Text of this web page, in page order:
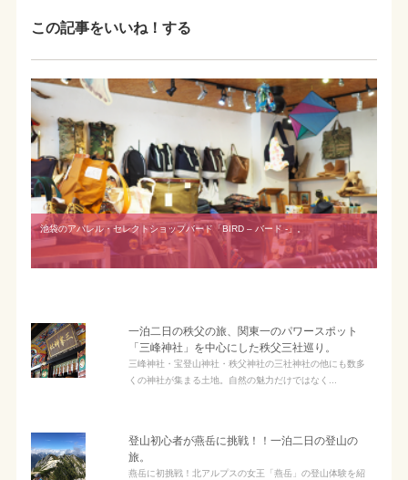
この記事をいいね！する
池袋のアパレル・セレクトショップバード「BIRD – バード -」。
一泊二日の秩父の旅、関東一のパワースポット
「三峰神社」を中心にした秩父三社巡り。
三峰神社・宝登山神社・秩父神社の三社神社の他にも数多
くの神社が集まる土地。自然の魅力だけではなく...
登山初心者が燕岳に挑戦！！一泊二日の登山の
旅。
燕岳に初挑戦！北アルプスの女王「燕岳」の登山体験を紹